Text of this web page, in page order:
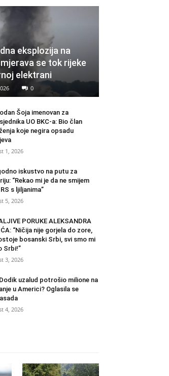
eksplozija na
se tok rijeke
elektrani
0
Šoja imenovan za
UO BKC-a: Bio član
koje negira opsadu
1, 2026
iskustvo na putu za
“Rekao mi je da ne smijem
s ljiljanima”
5, 2026
PORUKE ALEKSANDRA
“Ničija nije gorjela do zore,
bosanski Srbi, svi smo mi
Srbi!”
3, 2026
uzalud potrošio milione na
u Americi? Oglasila se
4, 2026